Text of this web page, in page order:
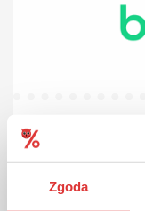
Zgoda
Oferty
Planujesz
atrakcyjnych